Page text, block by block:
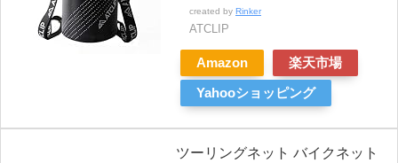
created by Rinker
ATCLIP
Amazon 楽天市場
Yahooショッピング
ツーリングネット バイクネット